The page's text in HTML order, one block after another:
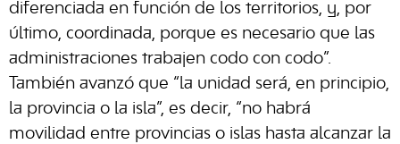
diferenciada en función de los territorios, y, por
último, coordinada, porque es necesario que las
administraciones trabajen codo con codo”.
También avanzó que “la unidad será, en principio,
la provincia o la isla”, es decir, “no habrá
movilidad entre provincias o islas hasta alcanzar la